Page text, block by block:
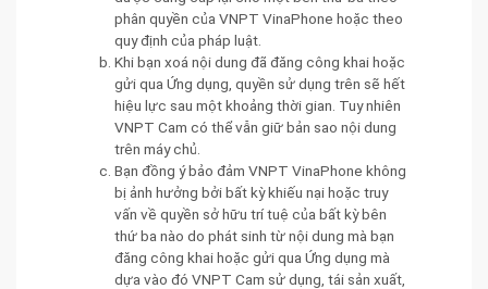
phân quyền của VNPT VinaPhone hoặc theo
quy định của pháp luật.
Khi bạn xoá nội dung đã đăng công khai hoặc
gửi qua Ứng dụng, quyền sử dụng trên sẽ hết
hiệu lực sau một khoảng thời gian. Tuy nhiên
VNPT Cam có thể vẫn giữ bản sao nội dung
trên máy chủ.
Bạn đồng ý bảo đảm VNPT VinaPhone không
bị ảnh hưởng bởi bất kỳ khiếu nại hoặc truy
vấn về quyền sở hữu trí tuệ của bất kỳ bên
thứ ba nào do phát sinh từ nội dung mà bạn
đăng công khai hoặc gửi qua Ứng dụng mà
dựa vào đó VNPT Cam sử dụng, tái sản xuất,